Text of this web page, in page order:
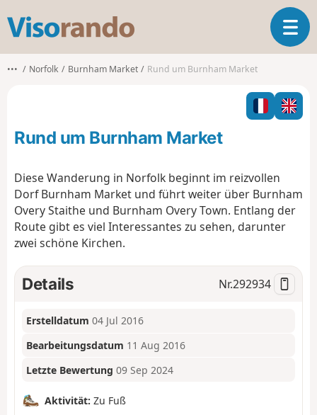
s
o
o
T
o
l
e
n
a
t
••• Norfolk Burnham Market Rund um Burnham Market
Rund um Burnham Market
Diese Wanderung in Norfolk beginnt im reizvollen
Dorf Burnham Market und führt weiter über Burnham
Overy Staithe und Burnham Overy Town. Entlang der
Route gibt es viel Interessantes zu sehen, darunter
zwei schöne Kirchen.
Details Nr.292934
Erstelldatum 04 Jul 2016
Bearbeitungsdatum 11 Aug 2016
Letzte Bewertung 09 Sep 2024
Aktivität: Zu Fuß